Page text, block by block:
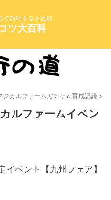
で節約するを比較
ツ大百科
ジカルファームガチャ＆育成記録 >
ルファームイベン
ベント【九州フェア】